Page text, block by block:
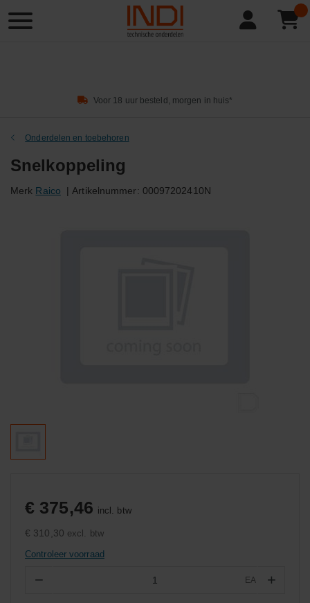
Product
zoeken
Voor 18 uur besteld, morgen in huis*
Onderdelen en toebehoren
Snelkoppeling
Merk Raico | Artikelnummer: 00097202410N
€ 375,46 incl. btw
€ 310,30 excl. btw
Controleer voorraad
− EA +